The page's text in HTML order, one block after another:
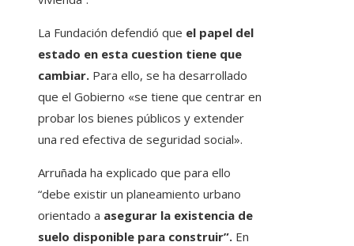
La Fundación defendió que el papel del
estado en esta cuestion tiene que
cambiar. Para ello, se ha desarrollado
que el Gobierno «se tiene que centrar en
probar los bienes públicos y extender
una red efectiva de seguridad social».
Arruñada ha explicado que para ello
“debe existir un planeamiento urbano
orientado a asegurar la existencia de
suelo disponible para construir”. En